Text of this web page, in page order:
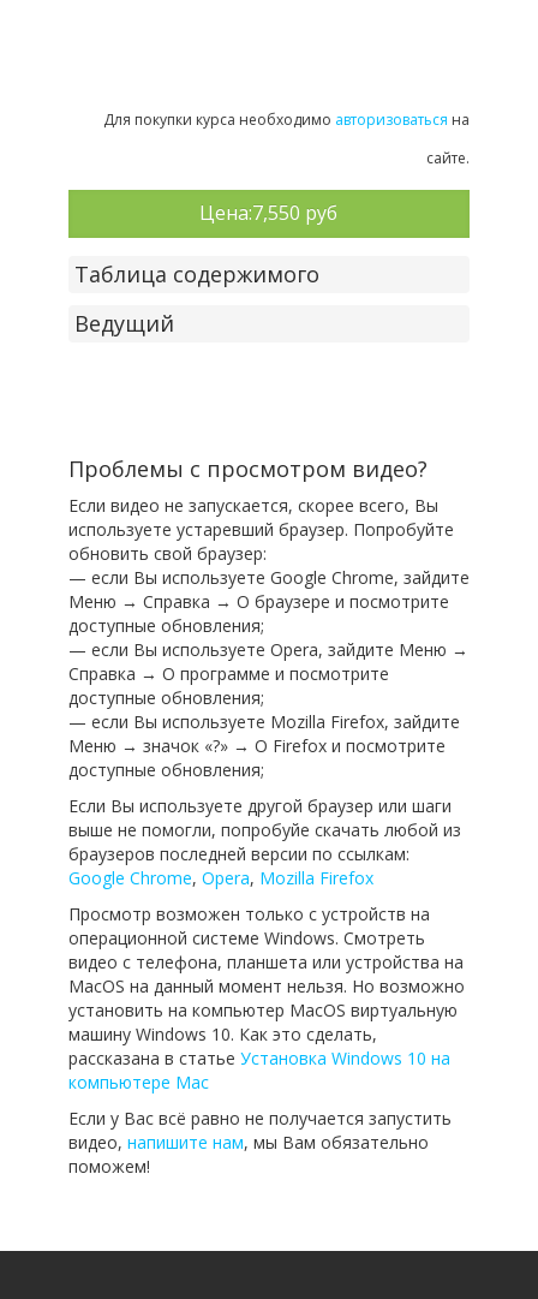
Для покупки курса необходимо авторизоваться на
сайте.
Цена:7,550 руб
Таблица содержимого
Ведущий
Проблемы с просмотром видео?
Если видео не запускается, скорее всего, Вы
используете устаревший браузер. Попробуйте
обновить свой браузер:
— если Вы используете Google Chrome, зайдите
Меню → Справка → О браузере и посмотрите
доступные обновления;
— если Вы используете Opera, зайдите Меню →
Справка → О программе и посмотрите
доступные обновления;
— если Вы используете Mozilla Firefox, зайдите
Меню → значок «?» → О Firefox и посмотрите
доступные обновления;
Если Вы используете другой браузер или шаги
выше не помогли, попробуйе скачать любой из
браузеров последней версии по ссылкам:
Google Chrome, Opera, Mozilla Firefox
Просмотр возможен только с устройств на
операционной системе Windows. Смотреть
видео с телефона, планшета или устройства на
MacOS на данный момент нельзя. Но возможно
установить на компьютер MacOS виртуальную
машину Windows 10. Как это сделать,
рассказана в статье Установка Windows 10 на
компьютере Mac
Если у Вас всё равно не получается запустить
видео, напишите нам, мы Вам обязательно
поможем!